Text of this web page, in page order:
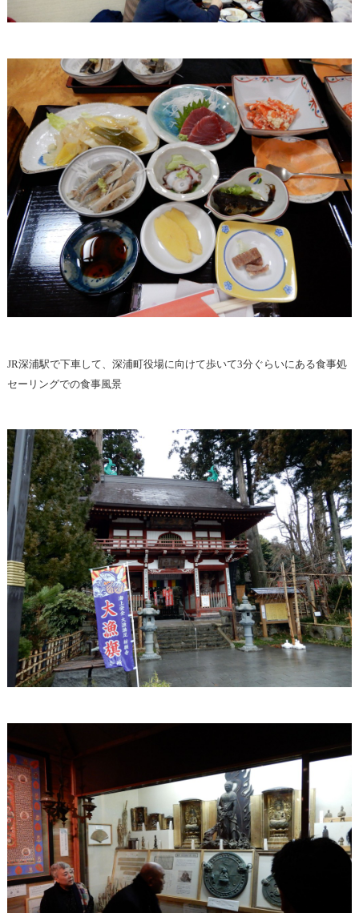
JR深浦駅で下車して、深浦町役場に向けて歩いて3分ぐらいにある食事処
セーリングでの食事風景